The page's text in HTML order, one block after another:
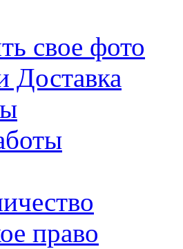
свое фото
Доставка
право